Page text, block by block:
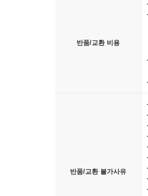
반품/교환 비용
반품/교환 불가사유